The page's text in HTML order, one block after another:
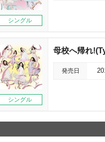
シングル
シングル
母校へ帰れ
発売日